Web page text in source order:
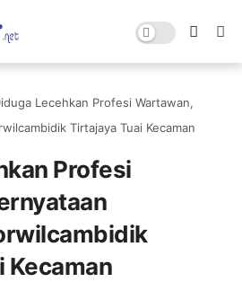
Lecehkan Profesi Wartawan,
Tirtajaya Tuai Kecaman
Profesi
Kecaman